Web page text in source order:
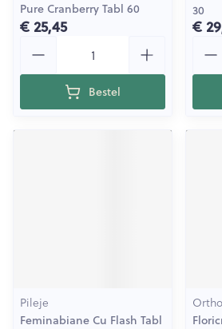
Pure Cranberry Tabl 60
€ 25,45
Bestel
30
€
Pileje
Feminabiane Cu Flash Tabl